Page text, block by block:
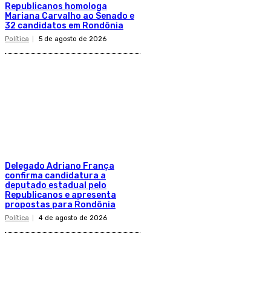
Republicanos homologa
Mariana Carvalho ao Senado e
32 candidatos em Rondônia
Política 5 de agosto de 2026
Delegado Adriano França
confirma candidatura a
deputado estadual pelo
Republicanos e apresenta
propostas para Rondônia
Política 4 de agosto de 2026